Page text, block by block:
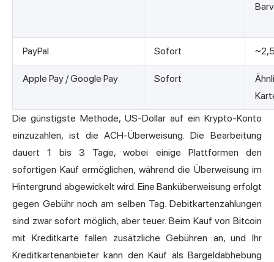
PayPal Sofort
Apple Pay / Google Pay Sofort
Die günstigste Methode, US-Dollar auf ein Krypto-Konto
einzuzahlen, ist die ACH-Überweisung. Die Bearbeitung
dauert 1 bis 3 Tage, wobei einige Plattformen den
sofortigen Kauf ermöglichen, während die Überweisung im
Hintergrund abgewickelt wird. Eine Banküberweisung erfolgt
gegen Gebühr noch am selben Tag. Debitkartenzahlungen
sind zwar sofort möglich, aber teuer. Beim Kauf von Bitcoin
mit Kreditkarte fallen zusätzliche Gebühren an, und Ihr
Kreditkartenanbieter kann den Kauf als Bargeldabhebung